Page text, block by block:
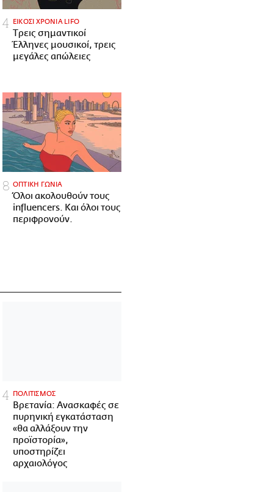
ΕΙΚΟΣΙ ΧΡΟΝΙΑ LIFO
Tρεις σημαντικοί
Έλληνες μουσικοί, τρεις
μεγάλες απώλειες
ΟΠΤΙΚΗ ΓΩΝΙΑ
Όλοι ακολουθούν τους
influencers. Και όλοι τους
περιφρονούν.
ΠΟΛΙΤΙΣΜΟΣ
Βρετανία: Ανασκαφές σε
πυρηνική εγκατάσταση
«θα αλλάξουν την
προϊστορία»,
υποστηρίζει
αρχαιολόγος